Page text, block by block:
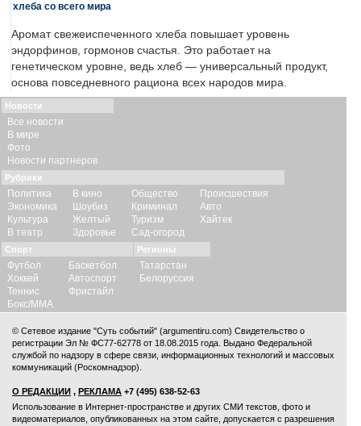
хлеба со всего мира
Аромат свежеиспеченного хлеба повышает уровень
эндорфинов, гормонов счастья. Это работает на
генетическом уровне, ведь хлеб — универсальный продукт,
основа повседневного рациона всех народов мира.
Новости
Все новости
В мире
Фото
Новости партнеров
Рубрики
Политика
Экономика
Культура
В театр
В кино
Шоубиз
Желтый
Здоровье
Общество
Криминал
Туризм
Сад-огород
Происшествия
Авто
Хайтек
Спорт
Футбол
Хоккей
Теннис
Бокс/ММА
Баскетбол
Автоспорт
Фристайл
Регионы
Татарстан
Белоруссия
© Сетевое издание "Суть событий" (argumentiru.com) Свидетельство о
регистрации Эл № ФС77-62778 от 18.08.2015 года. Выдано Федеральной
службой по надзору в сфере связи, информационных технологий и массовых
коммуникаций (Роскомнадзор).
О РЕДАКЦИИ , РЕКЛАМА +7 (495) 638-52-63
Использование в Интернет-пространстве и других СМИ текстов, фото и
видеоматериалов, опубликованных на этом сайте, допускается с разрешения